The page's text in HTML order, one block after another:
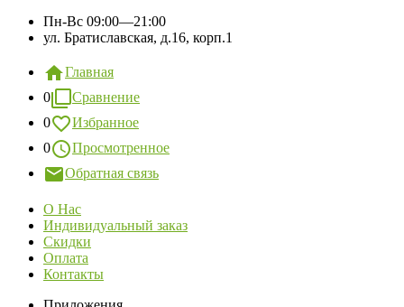
Пн-Вс 09:00—21:00
ул. Братиславская, д.16, корп.1
Главная
0
Сравнение
0
Избранное
0
Просмотренное
Обратная связь
О Нас
Индивидуальный заказ
Скидки
Оплата
Контакты